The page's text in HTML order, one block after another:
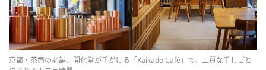
京都・茶筒の老舗、開化堂が手がける「Kaikado Café」で、上質な手しごと